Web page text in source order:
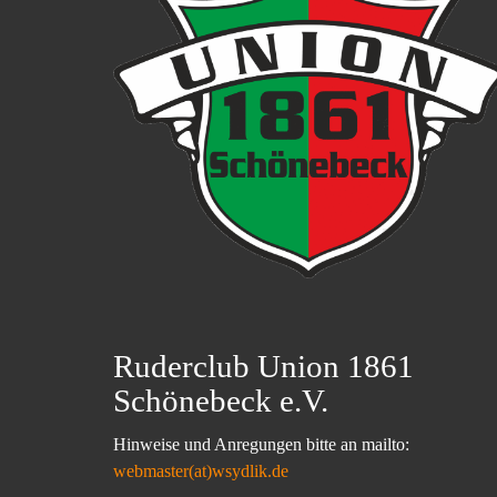
Ruderclub Union 1861
Schönebeck e.V.
Hinweise und Anregungen bitte an mailto:
webmaster(at)wsydlik.de